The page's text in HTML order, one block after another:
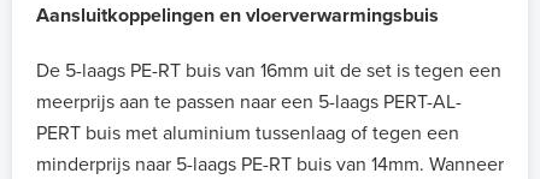
Aansluitkoppelingen en vloerverwarmingsbuis
De 5-laags PE-RT buis van 16mm uit de set is tegen een
meerprijs aan te passen naar een 5-laags PERT-AL-
PERT buis met aluminium tussenlaag of tegen een
minderprijs naar 5-laags PE-RT buis van 14mm. Wanneer